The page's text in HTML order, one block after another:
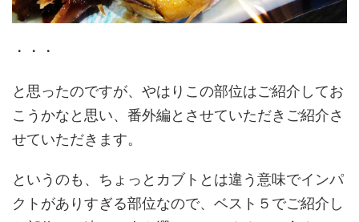
・・・
と思ったのですが、やはりこの部位はご紹介してお
こうかなと思い、番外編とさせていただきご紹介さ
せていただきます。
というのも、ちょっとカブトとは違う意味でインパ
クトがありすぎる部位なので、ベスト５でご紹介し